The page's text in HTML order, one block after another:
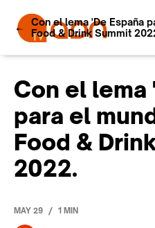
Con el lema 'De España
Food & Drink Summit
Con el lema
para el
Food &
2022.
MAY 29 / 1 MIN